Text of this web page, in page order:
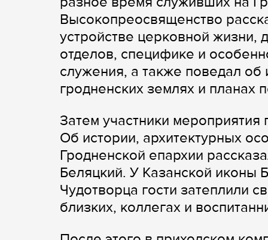
Высокопреосвященство
устройстве церковной жизни,
отделов, специфике и
служения, а также поведал об
гродненских землях и планах
Затем участники
Об истории, архитектурных
Гродненской епархии
Беляцкий. У Казанской иконы
Чудотворца гости затеплили
близких, коллегах и